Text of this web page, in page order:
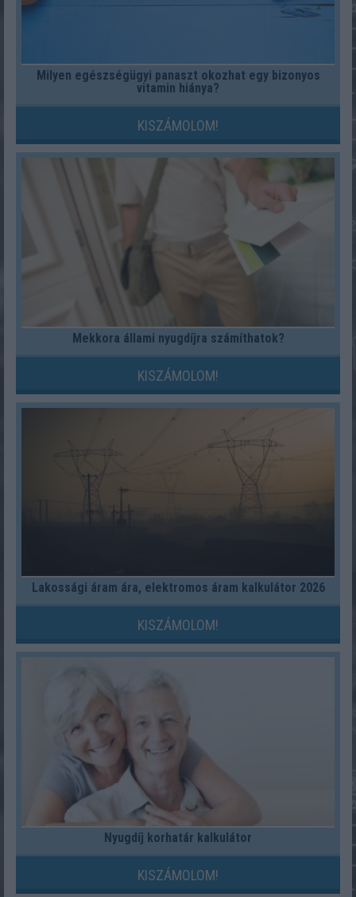
Milyen egészségügyi panaszt okozhat egy bizonyos
vitamin hiánya?
KISZÁMOLOM!
Mekkora állami nyugdíjra számíthatok?
KISZÁMOLOM!
Lakossági áram ára, elektromos áram kalkulátor 2026
KISZÁMOLOM!
Nyugdíj korhatár kalkulátor
KISZÁMOLOM!